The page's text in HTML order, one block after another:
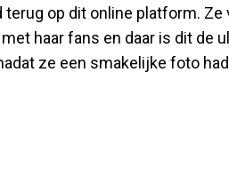
op dit online platform. Ze
haar fans en daar is dit de
ze een smakelijke foto